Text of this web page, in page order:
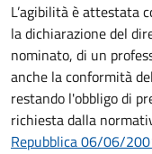
L’agibilità è attestata
la dichiarazione del
nominato, di un
anche la conformità
restando l'obbligo di
richiesta dalla
Repubblica 06/06/